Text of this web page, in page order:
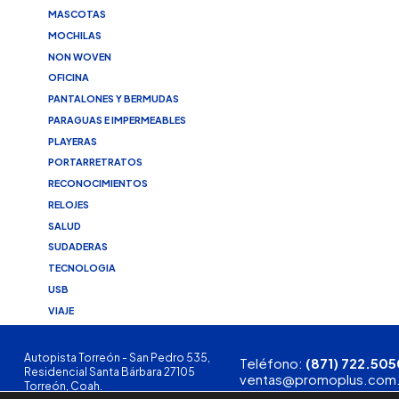
MASCOTAS
MOCHILAS
NON WOVEN
OFICINA
PANTALONES Y BERMUDAS
PARAGUAS E IMPERMEABLES
PLAYERAS
PORTARRETRATOS
RECONOCIMIENTOS
RELOJES
SALUD
SUDADERAS
TECNOLOGIA
USB
VIAJE
Autopista Torreón - San Pedro 535,
Residencial Santa Bárbara 27105
Torreón, Coah.
Teléfono: (871)